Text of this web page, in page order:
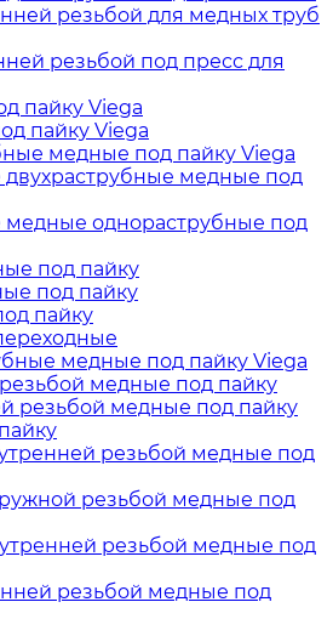
резьбой для медных труб
резьбой под пресс для
пайку Viega
пайку Viega
медные под пайку Viega
медные под
однораструбные под
под пайку
под пайку
пайку
медные под пайку Viega
медные под пайку
резьбой медные под пайку
резьбой медные под
резьбой медные под
резьбой медные под
резьбой медные под